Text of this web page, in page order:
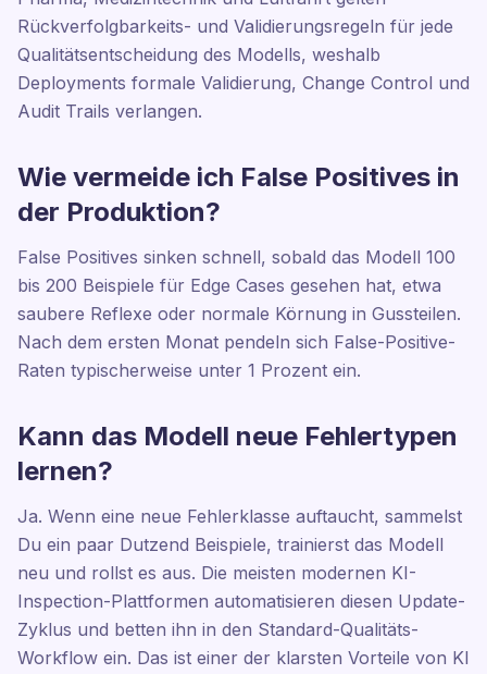
Rückverfolgbarkeits- und Validierungsregeln für jede
Qualitätsentscheidung des Modells, weshalb
Deployments formale Validierung, Change Control und
Audit Trails verlangen.
Wie vermeide ich False Positives in
der Produktion?
False Positives sinken schnell, sobald das Modell 100
bis 200 Beispiele für Edge Cases gesehen hat, etwa
saubere Reflexe oder normale Körnung in Gussteilen.
Nach dem ersten Monat pendeln sich False-Positive-
Raten typischerweise unter 1 Prozent ein.
Kann das Modell neue Fehlertypen
lernen?
Ja. Wenn eine neue Fehlerklasse auftaucht, sammelst
Du ein paar Dutzend Beispiele, trainierst das Modell
neu und rollst es aus. Die meisten modernen KI-
Inspection-Plattformen automatisieren diesen Update-
Zyklus und betten ihn in den Standard-Qualitäts-
Workflow ein. Das ist einer der klarsten Vorteile von KI